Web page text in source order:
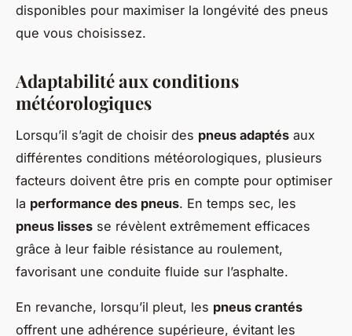
disponibles pour maximiser la longévité des pneus
que vous choisissez.
Adaptabilité aux conditions
météorologiques
Lorsqu’il s’agit de choisir des pneus adaptés aux
différentes conditions météorologiques, plusieurs
facteurs doivent être pris en compte pour optimiser
la performance des pneus. En temps sec, les
pneus lisses se révèlent extrêmement efficaces
grâce à leur faible résistance au roulement,
favorisant une conduite fluide sur l’asphalte.
En revanche, lorsqu’il pleut, les pneus crantés
offrent une adhérence supérieure, évitant les